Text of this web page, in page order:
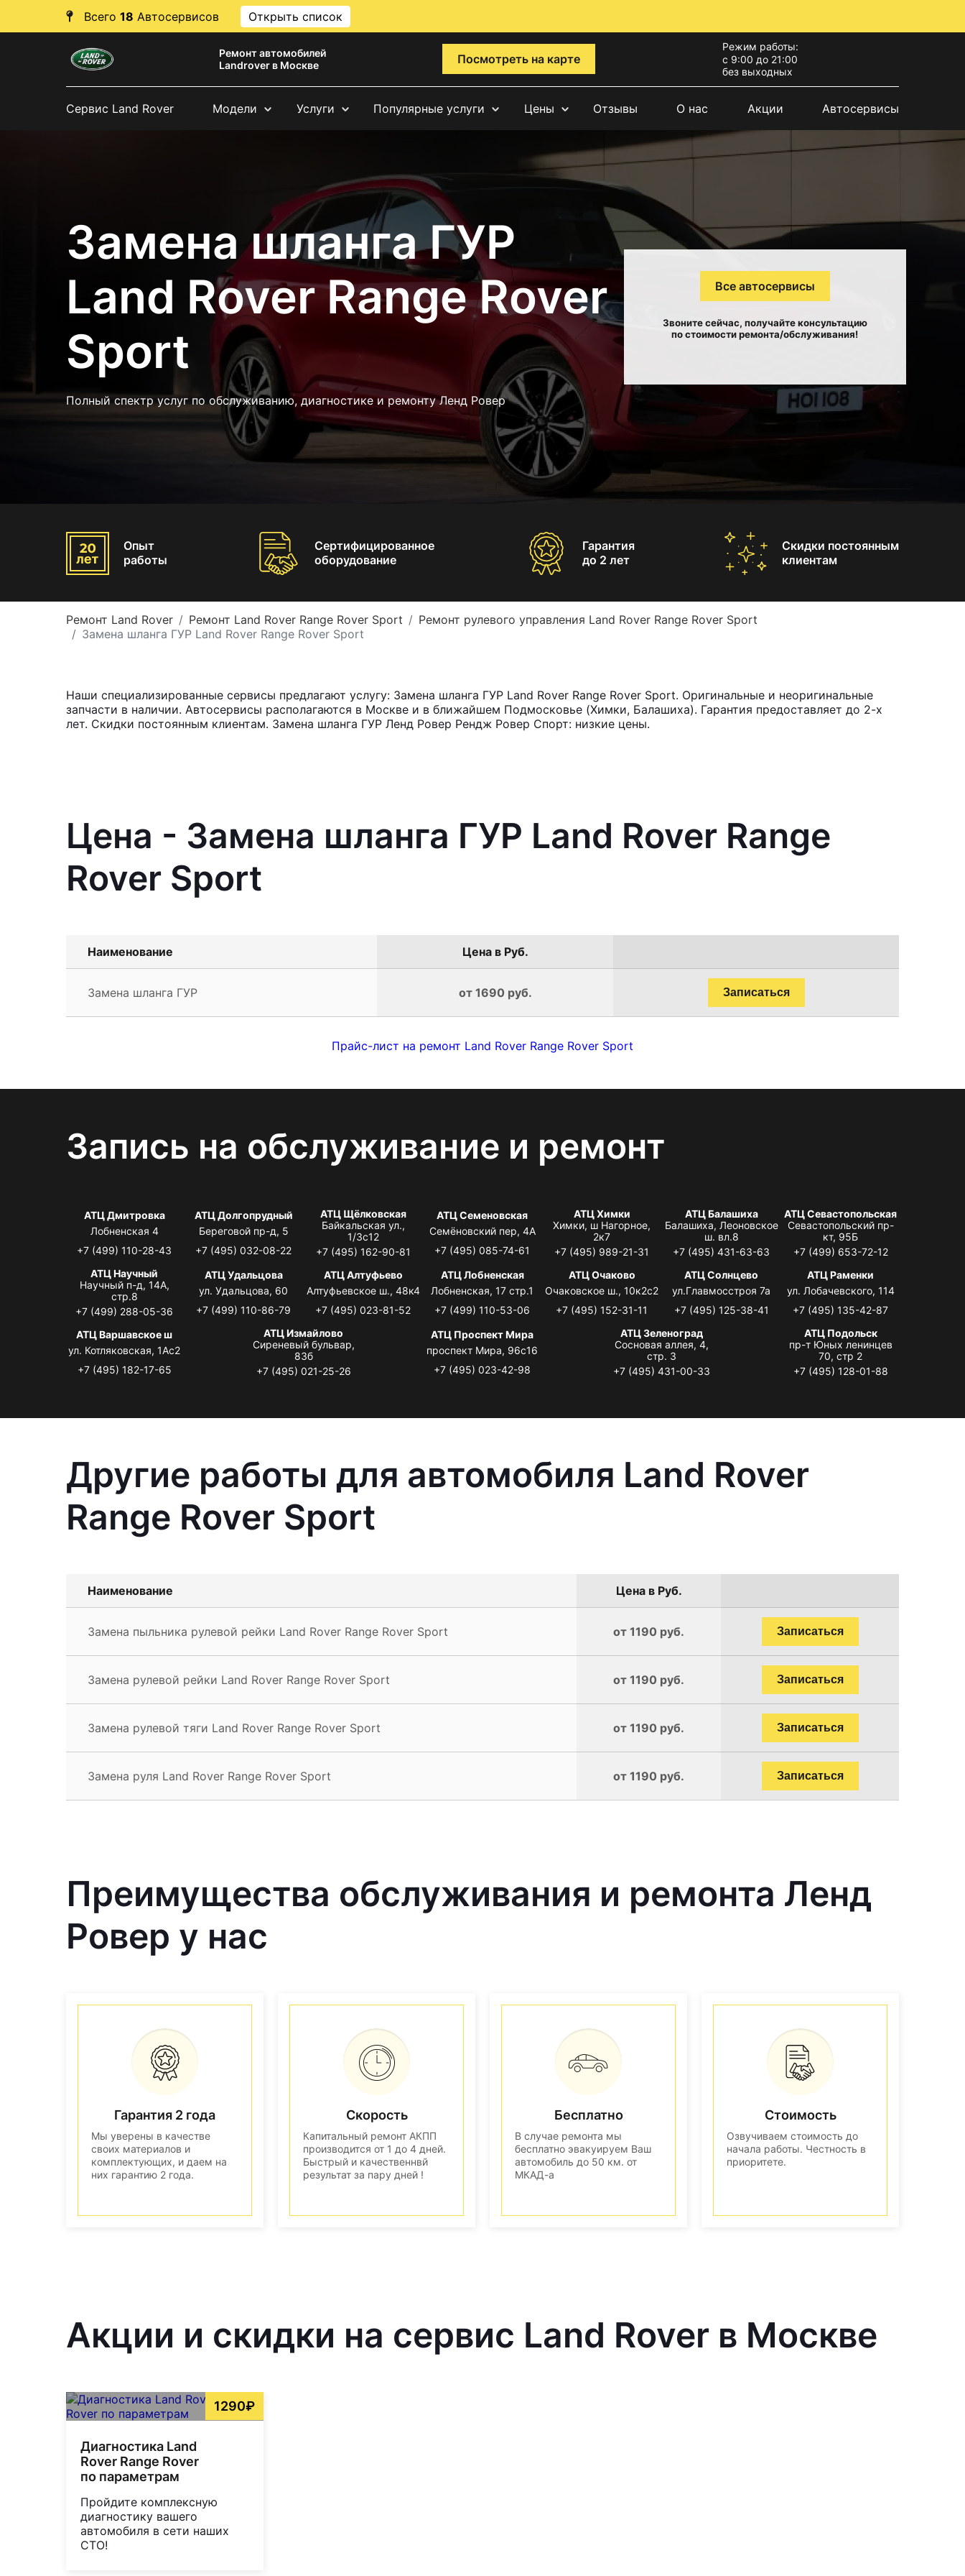
Всего 18 Автосервисов Открыть список
Ремонт автомобилей
Landrover в Москве
Посмотреть на карте
Режим работы:
с 9:00 до 21:00
без выходных
Сервис Land Rover Модели Услуги Популярные услуги Цены Отзывы О нас Акции Автосервисы
Замена шланга ГУР
Land Rover Range Rover
Sport
Полный спектр услуг по обслуживанию, диагностике и ремонту Ленд Ровер
Все автосервисы
Звоните сейчас, получайте консультацию
по стоимости ремонта/обслуживания!
Опыт
работы
Сертифицированное
оборудование
Гарантия
до 2 лет
Скидки постоянным
клиентам
Ремонт Land Rover Ремонт Land Rover Range Rover Sport
Ремонт рулевого управления Land Rover Range Rover Sport
Замена шланга ГУР Land Rover Range Rover Sport
Наши специализированные сервисы предлагают услугу: Замена шланга ГУР Land Rover Range Rover Sport. Оригинальные и неоригинальные
запчасти в наличии. Автосервисы располагаются в Москве и в ближайшем Подмосковье (Химки, Балашиха). Гарантия предоставляет до 2-х
лет. Скидки постоянным клиентам. Замена шланга ГУР Ленд Ровер Рендж Ровер Спорт: низкие цены.
Цена - Замена шланга ГУР Land Rover Range
Rover Sport
Наименование Цена в Руб.
Замена шланга ГУР от 1690 руб. Записаться
Прайс-лист на ремонт Land Rover Range Rover Sport
Запись на обслуживание и ремонт
АТЦ Дмитровка
Лобненская 4
+7 (499) 110-28-43
АТЦ Долгопрудный
Береговой пр-д, 5
+7 (495) 032-08-22
АТЦ Щёлковская
Байкальская ул.,
1/3с12
+7 (495) 162-90-81
АТЦ Семеновская
Семёновский пер, 4А
+7 (495) 085-74-61
АТЦ Химки
Химки, ш Нагорное,
2к7
+7 (495) 989-21-31
АТЦ Балашиха
Балашиха, Леоновское
ш. вл.8
+7 (495) 431-63-63
АТЦ Севастопольская
Севастопольский пр-
кт, 95Б
+7 (499) 653-72-12
АТЦ Научный
Научный п-д, 14А,
стр.8
+7 (499) 288-05-36
АТЦ Удальцова
ул. Удальцова, 60
+7 (499) 110-86-79
АТЦ Алтуфьево
Алтуфьевское ш., 48к4
+7 (495) 023-81-52
АТЦ Лобненская
Лобненская, 17 стр.1
+7 (499) 110-53-06
АТЦ Очаково
Очаковское ш., 10к2с2
+7 (495) 152-31-11
АТЦ Солнцево
ул.Главмосстроя 7а
+7 (495) 125-38-41
АТЦ Раменки
ул. Лобачевского, 114
+7 (495) 135-42-87
АТЦ Варшавское ш
ул. Котляковская, 1Ас2
+7 (495) 182-17-65
АТЦ Измайлово
Сиреневый бульвар,
83б
+7 (495) 021-25-26
АТЦ Проспект Мира
проспект Мира, 96с16
+7 (495) 023-42-98
АТЦ Зеленоград
Сосновая аллея, 4,
стр. 3
+7 (495) 431-00-33
АТЦ Подольск
пр-т Юных ленинцев
70, стр 2
+7 (495) 128-01-88
Другие работы для автомобиля Land Rover
Range Rover Sport
Наименование Цена в Руб.
Замена пыльника рулевой рейки Land Rover Range Rover Sport от 1190 руб. Записаться
Замена рулевой рейки Land Rover Range Rover Sport от 1190 руб. Записаться
Замена рулевой тяги Land Rover Range Rover Sport от 1190 руб. Записаться
Замена руля Land Rover Range Rover Sport от 1190 руб. Записаться
Преимущества обслуживания и ремонта Ленд
Ровер у нас
Гарантия 2 года
Мы уверены в качестве
своих материалов и
комплектующих, и даем на
них гарантию 2 года.
Скорость
Капитальный ремонт АКПП
производится от 1 до 4 дней.
Быстрый и качественнвй
результат за пару дней !
Бесплатно
В случае ремонта мы
бесплатно эвакуируем Ваш
автомобиль до 50 км. от
МКАД-а
Стоимость
Озвучиваем стоимость до
начала работы. Честность в
приоритете.
Акции и скидки на сервис Land Rover в Москве
1290₽
Диагностика Land
Rover Range Rover
по параметрам
Пройдите комплексную
диагностику вашего
автомобиля в сети наших
СТО!